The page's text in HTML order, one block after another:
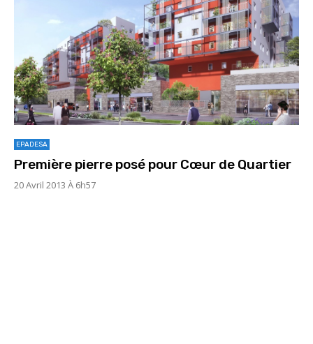
EPADESA
Première pierre posé pour Cœur de Quartier
20 Avril 2013 À 6h57